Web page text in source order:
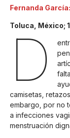
Fernanda
Toluca, México;
D
camisetas,
embargo, por no
a infecciones
menstruación